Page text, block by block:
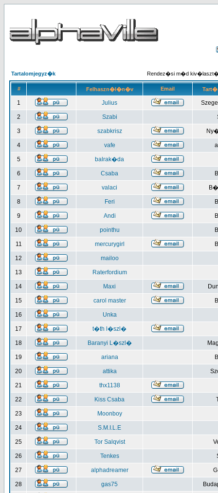
Tartalomjegyz�k Rendez�si m�d
# Felhaszn�l�n�v Email
1 Julius
2 Szabi
3 szabkrisz
4 vafe
5 balrak�da
6 Csaba
7 valaci
8 Feri
9 Andi
10 pointhu
11 mercurygirl
12 mailoo
13 Raterfordium
14 Maxi
15 carol master
16 Unka
17 t�th l�szl�
18 Baranyi L�szl�
19 ariana
20 attika
21 thx1138
22 Kiss Csaba
23 Moonboy
24 S.M.I.L.E
25 Tor Salqvist
26 Tenkes
27 alphadreamer
28 gas75